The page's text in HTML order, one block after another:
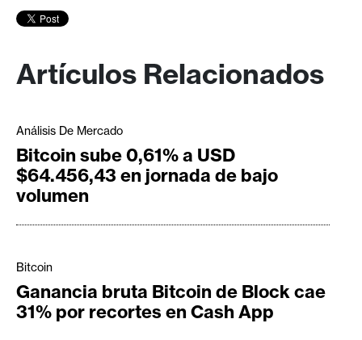
Artículos Relacionados
Análisis De Mercado
Bitcoin sube 0,61% a USD
$64.456,43 en jornada de bajo
volumen
Bitcoin
Ganancia bruta Bitcoin de Block cae
31% por recortes en Cash App